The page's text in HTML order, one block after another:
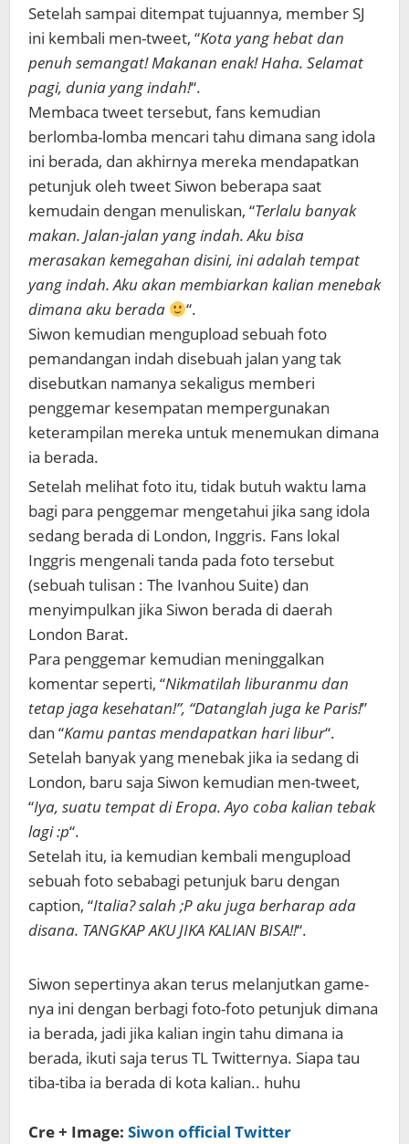
Setelah sampai ditempat tujuannya, member SJ
ini kembali men-tweet, “Kota yang hebat dan
penuh semangat! Makanan enak! Haha. Selamat
pagi, dunia yang indah!“.
Membaca tweet tersebut, fans kemudian
berlomba-lomba mencari tahu dimana sang idola
ini berada, dan akhirnya mereka mendapatkan
petunjuk oleh tweet Siwon beberapa saat
kemudain dengan menuliskan, “Terlalu banyak
makan. Jalan-jalan yang indah. Aku bisa
merasakan kemegahan disini, ini adalah tempat
yang indah. Aku akan membiarkan kalian menebak
dimana aku berada
“.
Siwon kemudian mengupload sebuah foto
pemandangan indah disebuah jalan yang tak
disebutkan namanya sekaligus memberi
penggemar kesempatan mempergunakan
keterampilan mereka untuk menemukan dimana
ia berada.
Setelah melihat foto itu, tidak butuh waktu lama
bagi para penggemar mengetahui jika sang idola
sedang berada di London, Inggris. Fans lokal
Inggris mengenali tanda pada foto tersebut
(sebuah tulisan : The Ivanhou Suite) dan
menyimpulkan jika Siwon berada di daerah
London Barat.
Para penggemar kemudian meninggalkan
komentar seperti, “Nikmatilah liburanmu dan
tetap jaga kesehatan!”, “Datanglah juga ke Paris!”
dan “Kamu pantas mendapatkan hari libur“.
Setelah banyak yang menebak jika ia sedang di
London, baru saja Siwon kemudian men-tweet,
“Iya, suatu tempat di Eropa. Ayo coba kalian tebak
lagi :p“.
Setelah itu, ia kemudian kembali mengupload
sebuah foto sebabagi petunjuk baru dengan
caption, “Italia? salah ;P aku juga berharap ada
disana. TANGKAP AKU JIKA KALIAN BISA!!“.
Siwon sepertinya akan terus melanjutkan game-
nya ini dengan berbagi foto-foto petunjuk dimana
ia berada, jadi jika kalian ingin tahu dimana ia
berada, ikuti saja terus TL Twitternya. Siapa tau
tiba-tiba ia berada di kota kalian.. huhu
Cre + Image: Siwon official Twitter